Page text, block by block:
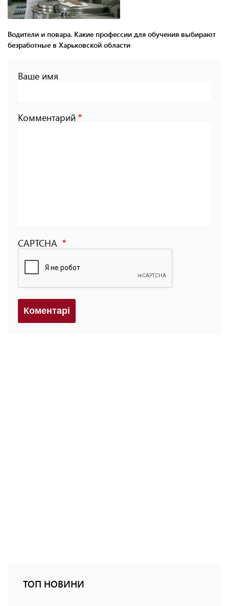
Водители и повара. Какие профессии для обучения выбирают
безработные в Харьковской области
Ваше имя
Комментарий
CAPTCHA
Коментарi
ТОП НОВИНИ